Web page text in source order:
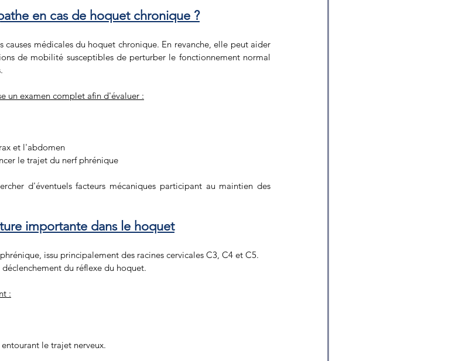
en cas de hoquet chronique ?
médicales du hoquet chronique. En revanche, elle peut aider
de mobilité susceptibles de perturber le fonctionnement normal
un examen complet afin d'évaluer :
et l'abdomen
le trajet du nerf phrénique
d'éventuels facteurs mécaniques participant au maintien des
importante dans le hoquet
issu principalement des racines cervicales C3, C4 et C5.
du réflexe du hoquet.
:
entourant le trajet nerveux.